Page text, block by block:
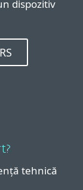
dispozitiv
tehnică